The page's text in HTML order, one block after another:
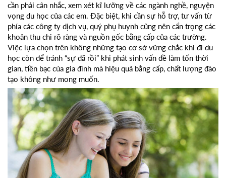
cần phải cân nhắc, xem xét kĩ lưỡng về các ngành nghề, nguyện
vọng du học của các em. Đặc biệt, khi cần sự hỗ trợ, tư vấn từ
phía các công ty dịch vụ, quý phụ huynh cũng nên cẩn trọng các
khoản thu chi rõ ràng và nguồn gốc bằng cấp của các trường.
Việc lựa chọn trên không những tạo cơ sở vững chắc khi đi du
học còn để tránh “sự đã rồi” khi phát sinh vấn đề làm tốn thời
gian, tiền bạc của gia đình mà hiệu quả bằng cấp, chất lượng đào
tạo không như mong muốn.